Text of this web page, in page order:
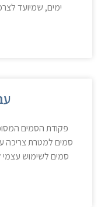
ימים, שמיועד
פקודת הסמים
סמים למטרת צריכה
סמים לשימוש